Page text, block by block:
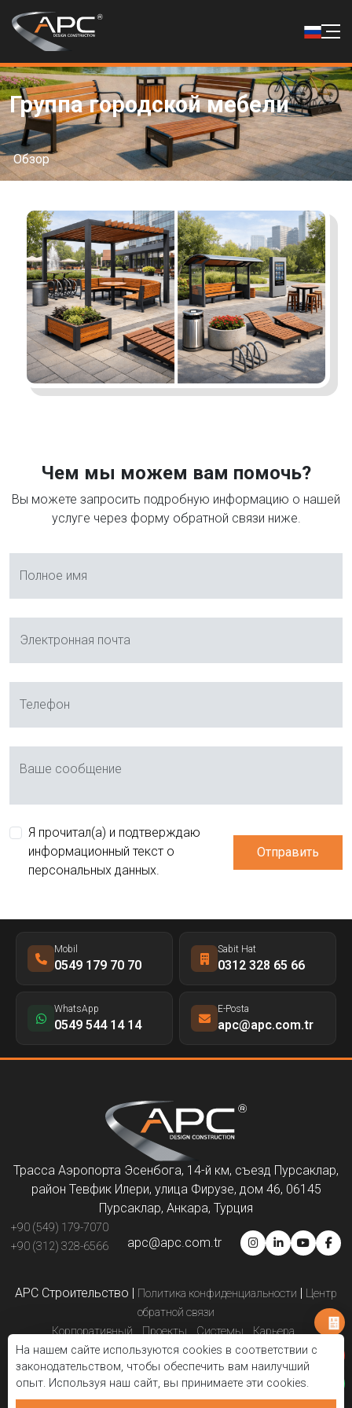
Группа городской мебели
Обзор
Чем мы можем вам помочь?
Вы можете запросить подробную информацию о нашей
услуге через форму обратной связи ниже.
Полное имя
Электронная почта
Телефон
Ваше сообщение
Я прочитал(а) и подтверждаю
информационный текст о
персональных данных.
Отправить
На нашем сайте используются cookies в соответствии с
законодательством, чтобы обеспечить вам наилучший
опыт. Используя наш сайт, вы принимаете эти cookies.
Mobil
0549 179 70 70
Sabit Hat
0312 328 65 66
WhatsApp
0549 544 14 14
E-Posta
apc@apc.com.tr
Трасса Аэропорта Эсенбога, 14-й км, съезд Пурсаклар,
район Тевфик Илери, улица Фирузе, дом 46, 06145
Пурсаклар, Анкара, Турция
+90 (549) 179-7070
+90 (312) 328-6566
apc@apc.com.tr
APC Строительство Политика конфиденциальности
Центр
обратной связи
Корпоративный
Проекты Системы
Карьера
Партнёры по решениям
Презентации
Свяжитесь с нами
Электронный каталог
Блог